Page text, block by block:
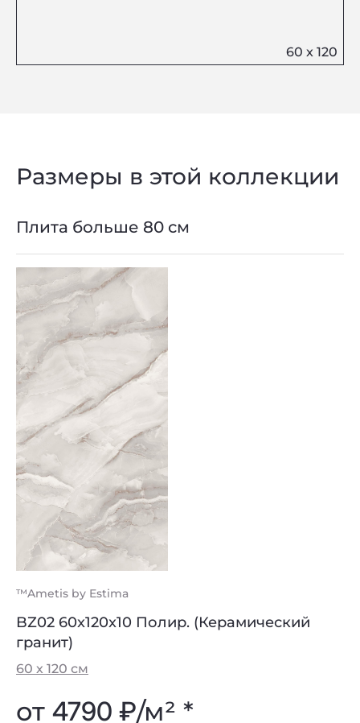
Размеры в этой коллекции
Плита больше 80 см
™Ametis by Estima
BZ02 60x120x10 Полир. (Керамический
гранит)
60 х 120 см
от 4790 ₽/м² *